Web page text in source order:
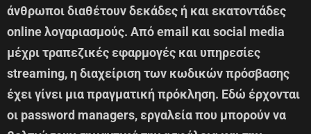
άνθρωποι διαθέτουν δεκάδες ή και εκατοντάδες
online λογαριασμούς. Από email και social media
μέχρι τραπεζικές εφαρμογές και υπηρεσίες
streaming, η διαχείριση των κωδικών πρόσβασης
έχει γίνει μια πραγματική πρόκληση. Εδώ έρχονται
οι password managers, εργαλεία που μπορούν να